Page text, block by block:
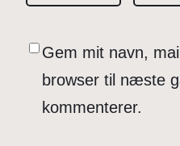
Gem mit navn,
browser til næste
kommenterer.